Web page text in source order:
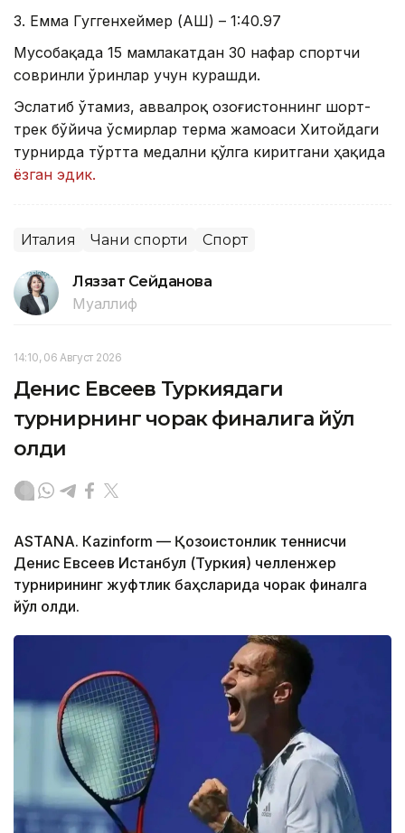
3. Емма Гуггенхеймер (АҚШ) – 1:40.97
Мусобақада 15 мамлакатдан 30 нафар спортчи
совринли ўринлар учун курашди.
Эслатиб ўтамиз, аввалроқ Қозоғистоннинг шорт-
трек бўйича ўсмирлар терма жамоаси Хитойдаги
турнирда тўртта медални қўлга киритгани ҳақида
ёзган эдик.
Италия Чанғи спорти Спорт
Ляззат Сейданова
Муаллиф
14:10, 06 Август 2026
Денис Евсеев Туркиядаги
турнирнинг чорак финалига йўл
олди
ASTANА. Кazinform — Қозоғистонлик теннисчи
Денис Евсеев Истанбул (Туркия) челленжер
турнирининг жуфтлик баҳсларида чорак финалга
йўл олди.